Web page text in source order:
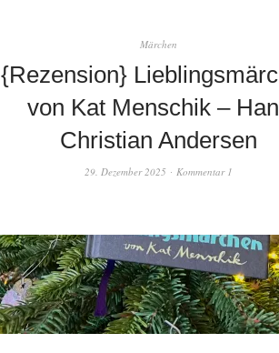
Märchen
{Rezension}
von Kat Menschik –
Christian Andersen
29. Dezember 2025 Kommentar 1